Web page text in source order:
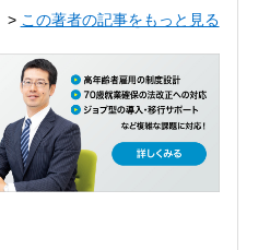
> この著者の記事をもっと見る